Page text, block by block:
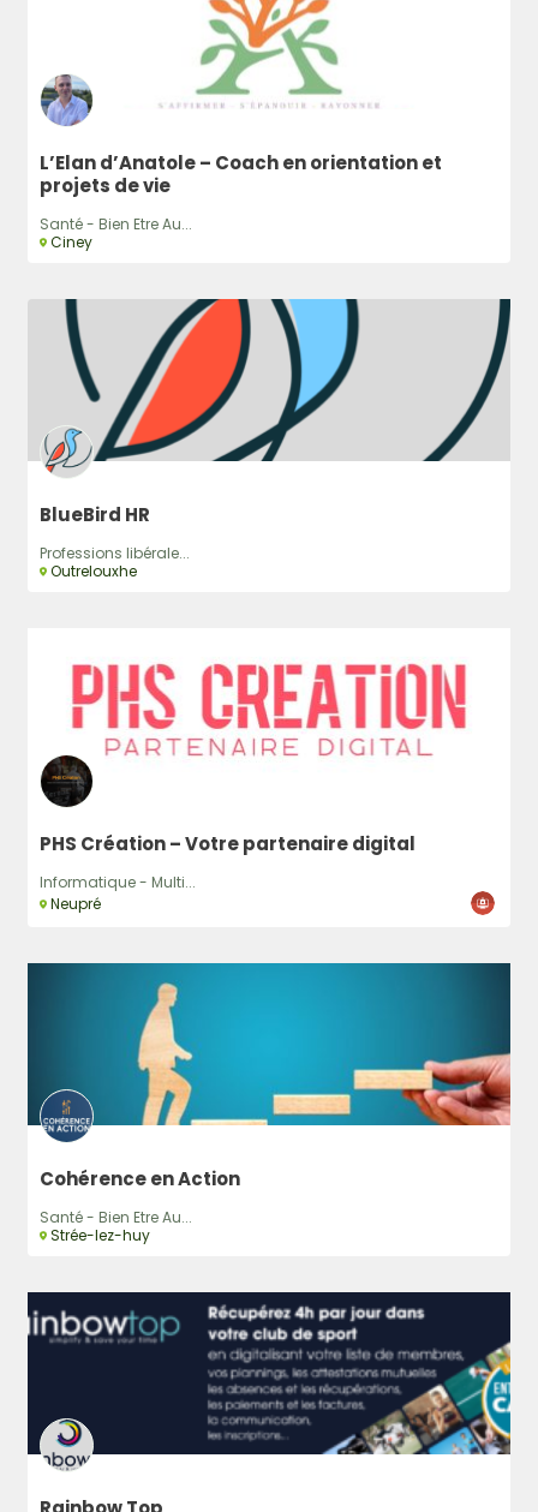
L’Elan d’Anatole – Coach en orientation et
projets de vie
Santé - Bien Etre Au...
Ciney
BlueBird HR
Professions libérale...
Outrelouxhe
PHS Création – Votre partenaire digital
Informatique - Multi...
Neupré
Cohérence en Action
Santé - Bien Etre Au...
Strée-lez-huy